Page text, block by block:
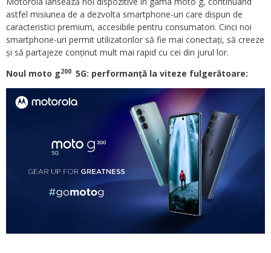
astfel misiunea de a dezvolta smartphone-uri care dispun de
caracteristici premium, accesibile pentru consumatori. Cinci noi
smartphone-uri permit utilizatorilor să fie mai conectați, să creeze
și să partajeze conținut mult mai rapid cu cei din jurul lor.
Noul moto g200 5G: performanță la viteze fulgerătoare: